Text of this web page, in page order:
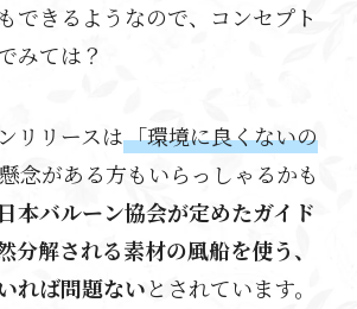
できるようなので、コンセプト
みては？
リリースは「環境に良くないの
念がある方もいらっしゃるかも
日本バルーン協会が定めたガイド
分解される素材の風船を使う、
れば問題ないとされています。